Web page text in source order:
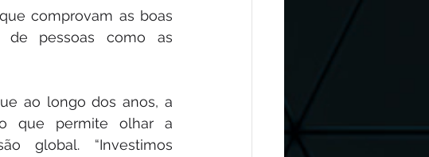
comprovam as boas
de pessoas como as
ao longo dos anos, a
o que permite olhar a
global. “Investimos